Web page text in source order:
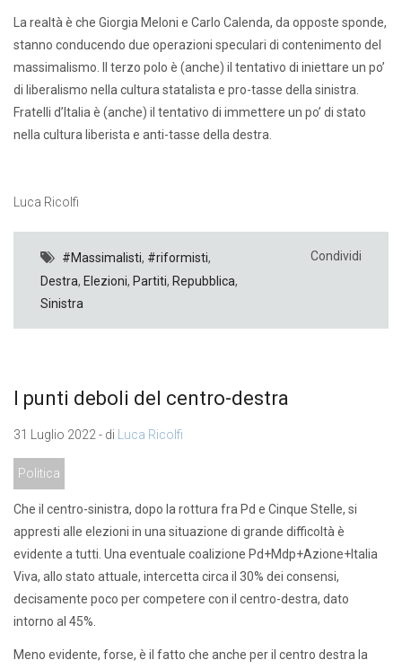
La realtà è che Giorgia Meloni e Carlo Calenda, da opposte sponde,
stanno conducendo due operazioni speculari di contenimento del
massimalismo. Il terzo polo è (anche) il tentativo di iniettare un po’
di liberalismo nella cultura statalista e pro-tasse della sinistra.
Fratelli d’Italia è (anche) il tentativo di immettere un po’ di stato
nella cultura liberista e anti-tasse della destra.
Luca Ricolfi
#Massimalisti, #riformisti,
Destra, Elezioni, Partiti, Repubblica,
Sinistra
Condividi
I punti deboli del centro-destra
31 Luglio 2022 - di Luca Ricolfi
Politica
Che il centro-sinistra, dopo la rottura fra Pd e Cinque Stelle, si
appresti alle elezioni in una situazione di grande difficoltà è
evidente a tutti. Una eventuale coalizione Pd+Mdp+Azione+Italia
Viva, allo stato attuale, intercetta circa il 30% dei consensi,
decisamente poco per competere con il centro-destra, dato
intorno al 45%.
Meno evidente, forse, è il fatto che anche per il centro destra la